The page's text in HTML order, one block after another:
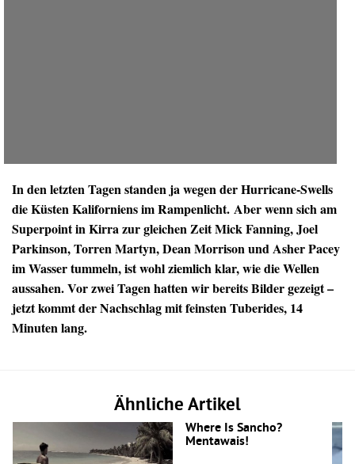
In den letzten Tagen standen ja wegen der Hurricane-Swells
die Küsten Kaliforniens im Rampenlicht. Aber wenn sich am
Superpoint in Kirra zur gleichen Zeit Mick Fanning, Joel
Parkinson, Torren Martyn, Dean Morrison und Asher Pacey
im Wasser tummeln, ist wohl ziemlich klar, wie die Wellen
aussahen. Vor zwei Tagen hatten wir bereits Bilder gezeigt –
jetzt kommt der Nachschlag mit feinsten Tuberides, 14
Minuten lang.
Ähnliche Artikel
Where Is Sancho?
Mentawais!